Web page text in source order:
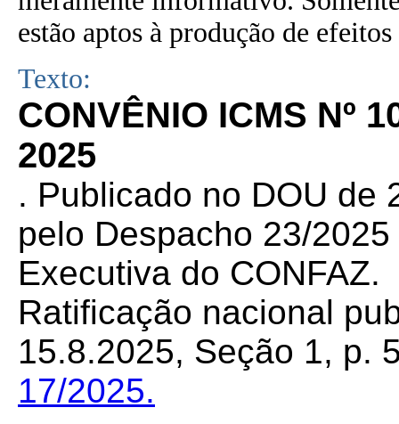
estão aptos à produção de
Texto:
CONVÊNIO ICMS Nº
2025
. Publicado no DOU de
pelo Despacho 23/
Executiva do CONFAZ.
Ratificação nacional
15.8.2025, Seção 1, p.
17/2025.